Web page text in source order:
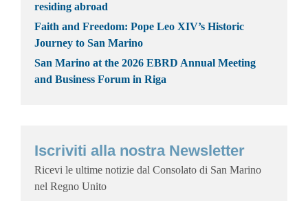
residing abroad
Faith and Freedom: Pope Leo XIV’s Historic
Journey to San Marino
San Marino at the 2026 EBRD Annual Meeting
and Business Forum in Riga
Iscriviti alla nostra Newsletter
Ricevi le ultime notizie dal Consolato di San Marino
nel Regno Unito